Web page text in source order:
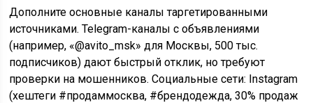
Дополните основные каналы таргетированными
источниками. Telegram-каналы с объявлениями
(например, «@avito_msk» для Москвы, 500 тыс.
подписчиков) дают быстрый отклик, но требуют
проверки на мошенников. Социальные сети: Instagram
(хештеги #продаммосква, #брендодежда, 30% продаж